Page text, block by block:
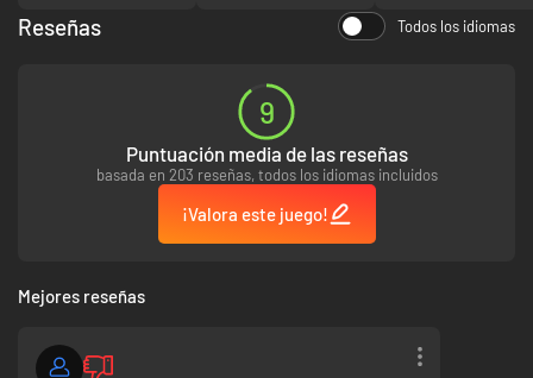
Reseñas Todos los idiomas
9
Puntuación media de las reseñas
basada en 203 reseñas, todos los idiomas incluidos
¡Valora este juego!
Mejores reseñas